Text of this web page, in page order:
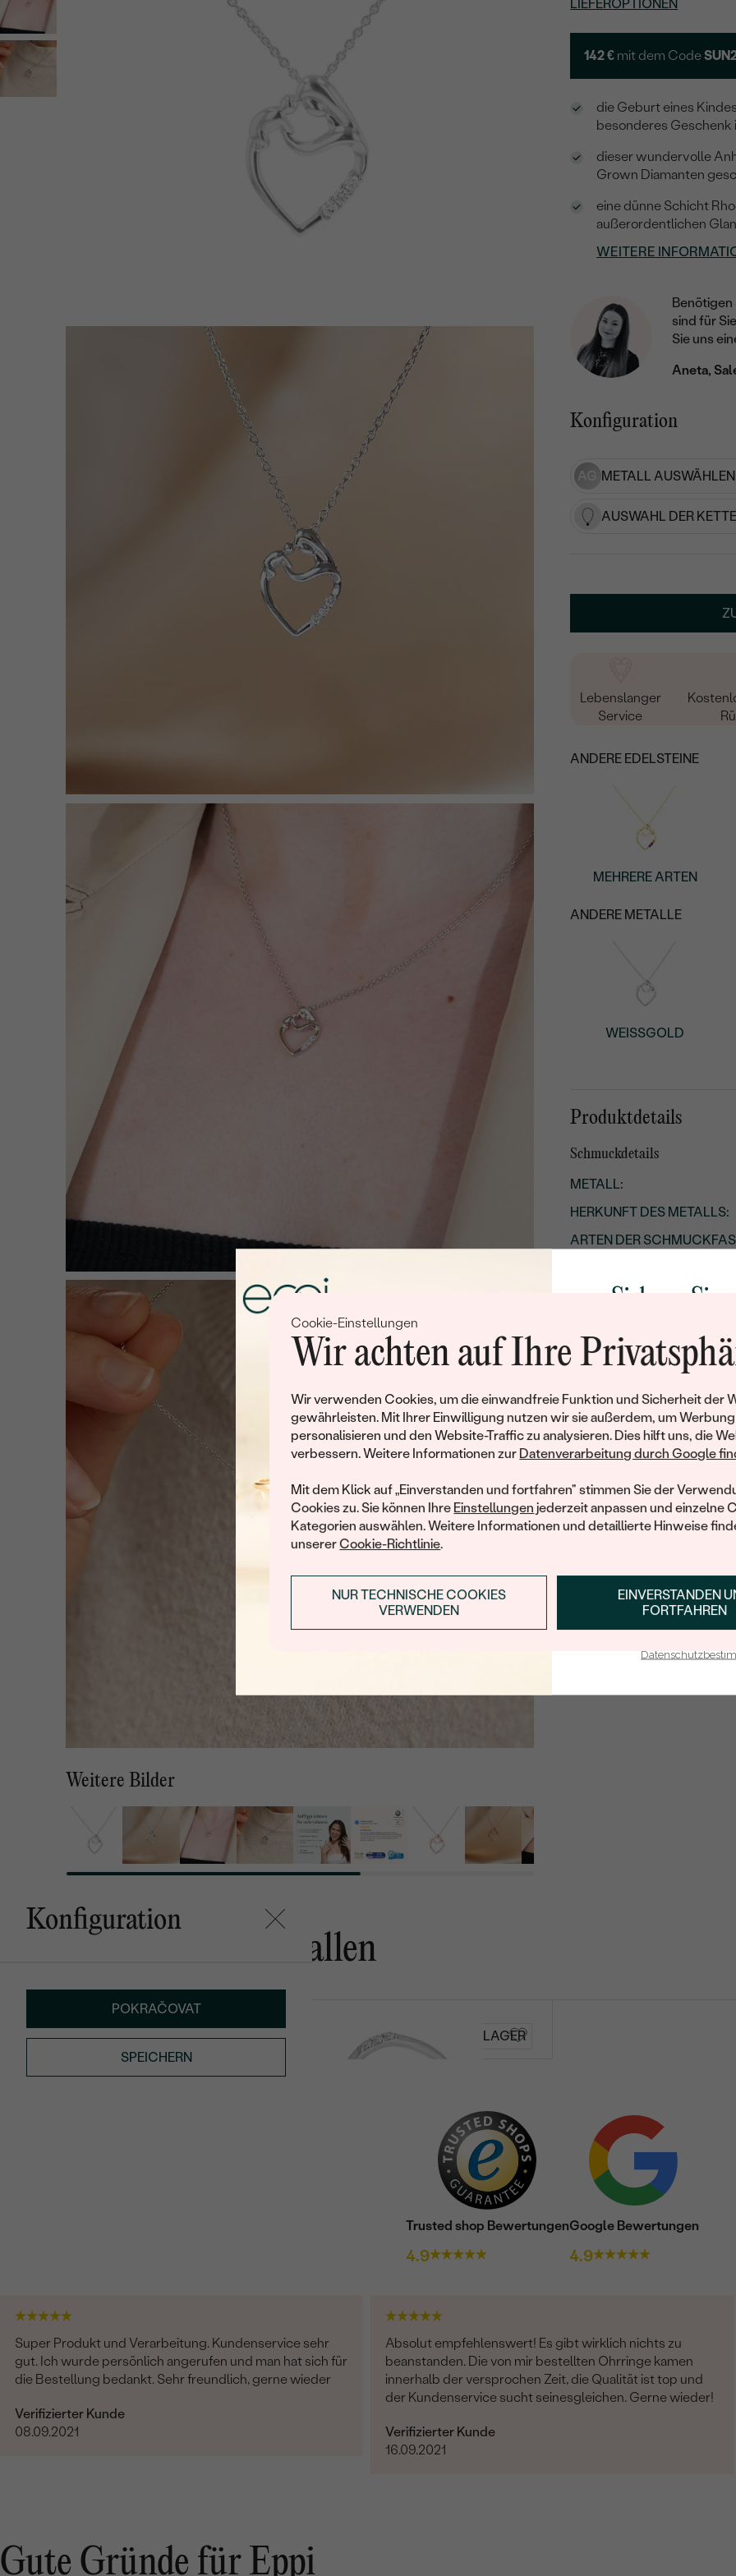
Cookie-Einstellungen
Wir achten auf Ihre
Wir verwenden Cookies, um die einwandfreie Funktion und Sicherheit der
gewährleisten. Mit Ihrer Einwilligung nutzen wir sie außerdem, um Werbung
personalisieren und den Website-Traffic zu analysieren. Dies hilft uns, die
verbessern. Weitere Informationen zur Datenverarbeitung durch Google
Mit dem Klick auf „Einverstanden und fortfahren" stimmen Sie der
Cookies zu. Sie können Ihre Einstellungen jederzeit anpassen und einzelne
Kategorien auswählen. Weitere Informationen und detaillierte Hinweise
unsererCookie-Richtlinie.
EINVERSTANDEN
FORTFAHREN
NUR TECHNISCHE COOKIES
VERWENDEN
Weitere Bilder
LIEFEROPTIONEN
142 € mit dem Code
die Geburt eines
besonderes Geschenk
dieser wundervolle
Grown Diamanten
eine dünne Schicht
außerordentlichen
WEITERE
Benötigen
sind für
Sie uns
Aneta,
Konfiguration
AG METALL
AUSWAHL DER
Lebenslanger
Service
ANDERE EDELSTEINE
MEHRERE ARTEN
ANDERE METALLE
WEISSGOLD
Produktdetails
Schmuckdetails
METALL:
HERKUNFT DES METALLS:
ARTEN DER
RHODIUM:
Details des eingesetzten
TYP:
ANZAHL:
KARATGEWICHT:
REINHEIT:
FARBE:
HERKUNFT:
Konfiguration
POKRAČOVAT
SPEICHERN
Das könnte Ihnen gefallen
von € 2 479 AUF LAGER
Trusted shop Bewertungen
4.9
Google Bewertungen
4.9
Super Produkt und Verarbeitung. Kundenservice sehr
gut. Ich wurde persönlich angerufen und man hat sich für
die Bestellung bedankt. Sehr freundlich, gerne wieder
Verifizierter Kunde
08.09.2021
Absolut empfehlenswert! Es gibt wirklich nichts zu
beanstanden. Die von mir bestellten Ohrringe kamen
innerhalb der versprochen Zeit, die Qualität ist top und
der Kundenservice sucht seinesgleichen. Gerne wieder!
Verifizierter Kunde
16.09.2021
Gute Gründe für Eppi
Sichern Sie
Rabatt auf
Werden Sie Teil
und entdecken Sie die
gefertigten Schmucks
Ihren ersten
ANMELDEN &
E-Mail-Adresse je bei uns in